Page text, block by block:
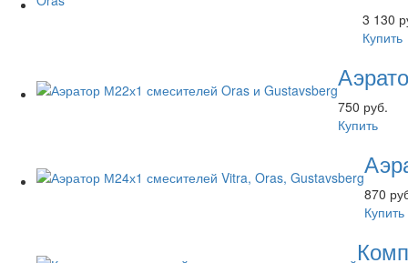
3 130
Купить
750 руб.
Купить
870
Купить